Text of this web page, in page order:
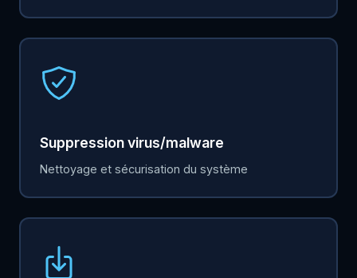
Suppression virus/malware
Nettoyage et sécurisation du système